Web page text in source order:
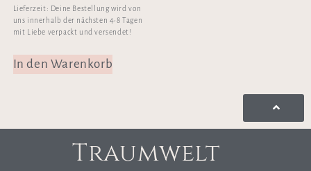
Lieferzeit: Deine Bestellung wird von
uns innerhalb der nächsten 4-8 Tagen
mit Liebe verpackt und versendet!
In den Warenkorb
Traumwelt